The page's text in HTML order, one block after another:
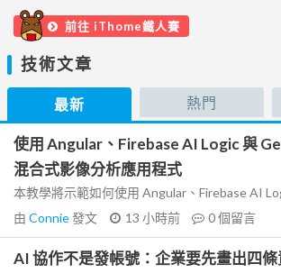
前往 iThome鐵人賽
技術文章
最新 熱門
使用 Angular、Firebase AI Logic 與
混合式影像分析應用程式
本教學將示範如何使用 Angular、Firebase AI
由 Connie發文 13 小時前 0個留言
AI 協作不是發帳號：企業要先畫出四